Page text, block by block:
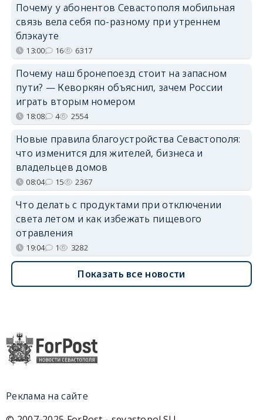
Почему у абонентов Севастополя мобильная
связь вела себя по-разному при утреннем
блэкауте
13:00 16 6317
Почему наш бронепоезд стоит на запасном
пути? — Кеворкян объяснил, зачем России
играть вторым номером
18:08 4 2554
Новые правила благоустройства Севастополя:
что изменится для жителей, бизнеса и
владельцев домов
08:04 15 2367
Что делать с продуктами при отключении
света летом и как избежать пищевого
отравления
19:04 1 3282
Показать все новости
Реклама на сайте